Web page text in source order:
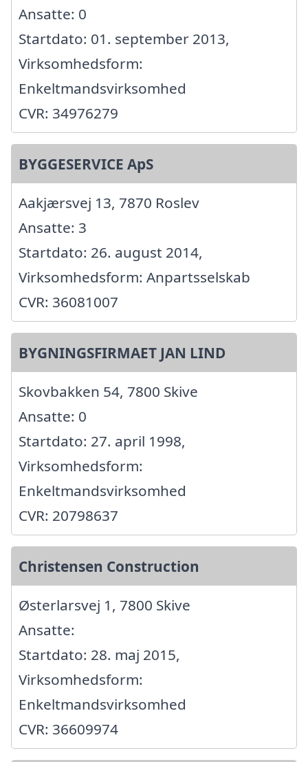
Ansatte: 0
Startdato: 01. september 2013,
Virksomhedsform:
Enkeltmandsvirksomhed
CVR: 34976279
BYGGESERVICE ApS
Aakjærsvej 13, 7870 Roslev
Ansatte: 3
Startdato: 26. august 2014,
Virksomhedsform: Anpartsselskab
CVR: 36081007
BYGNINGSFIRMAET JAN LIND
Skovbakken 54, 7800 Skive
Ansatte: 0
Startdato: 27. april 1998,
Virksomhedsform:
Enkeltmandsvirksomhed
CVR: 20798637
Christensen Construction
Østerlarsvej 1, 7800 Skive
Ansatte:
Startdato: 28. maj 2015,
Virksomhedsform:
Enkeltmandsvirksomhed
CVR: 36609974